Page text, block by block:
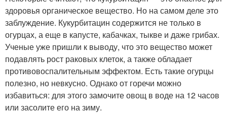
здоровья органическое вещество. Но на самом деле это
заблуждение. Кукурбитацин содержится не только в
огурцах, а еще в капусте, кабачках, тыкве и даже грибах.
Ученые уже пришли к выводу, что это вещество может
подавлять рост раковых клеток, а также обладает
противовоспалительным эффектом. Есть такие огурцы
полезно, но невкусно. Однако от горечи можно
избавиться: для этого замочите овощ в воде на 12 часов
или засолите его на зиму.